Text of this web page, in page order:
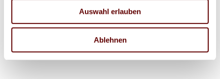
Auswahl erlauben
Ablehnen